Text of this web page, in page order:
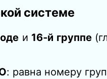
системе
и 16‑й группе
: равна номеру